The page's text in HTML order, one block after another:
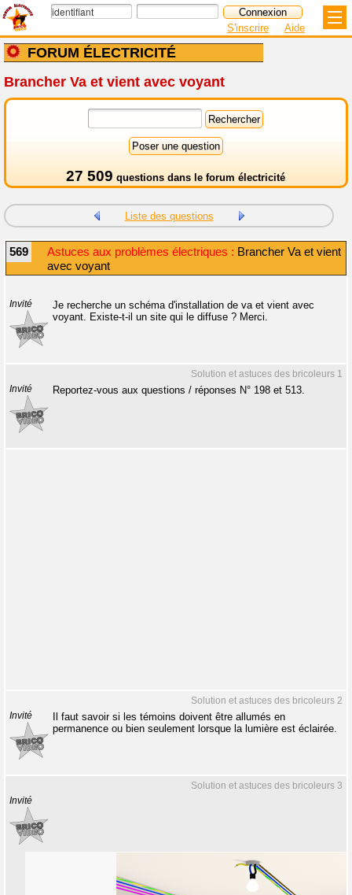
FORUM ÉLECTRICITÉ
S'inscrire Aide
Brancher Va et vient avec voyant
27 509 questions dans le forum électricité
Liste des questions
569 Astuces aux problèmes électriques : Brancher Va et vient
avec voyant
Invité
Je recherche un schéma d'installation de va et vient avec
voyant. Existe-t-il un site qui le diffuse ? Merci.
Solution et astuces des bricoleurs 1
Invité Reportez-vous aux questions / réponses N° 198 et 513.
Solution et astuces des bricoleurs 2
Invité
Il faut savoir si les témoins doivent être allumés en
permanence ou bien seulement lorsque la lumière est éclairée.
Solution et astuces des bricoleurs 3
Invité